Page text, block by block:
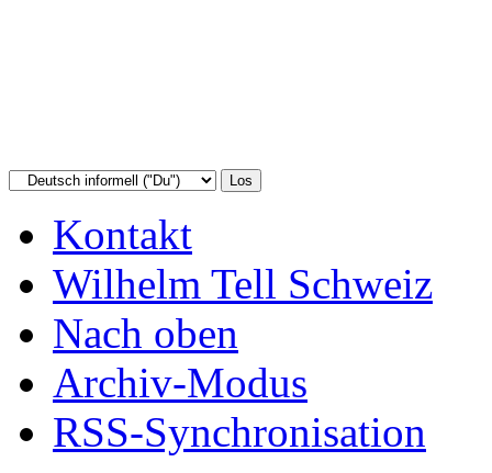
Kontakt
Wilhelm Tell Schweiz
Nach oben
Archiv-Modus
RSS-Synchronisation